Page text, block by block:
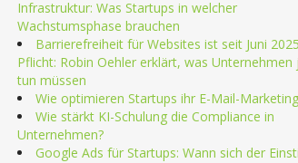
Infrastruktur: Was Startups in welcher
Wachstumsphase brauchen
Barrierefreiheit für Websites ist seit Juni 2025
Pflicht: Robin Oehler erklärt, was Unternehmen
tun müssen
Wie optimieren Startups ihr E-Mail-
Wie stärkt KI-Schulung die Compliance in
Unternehmen?
Google Ads für Startups: Wann sich der